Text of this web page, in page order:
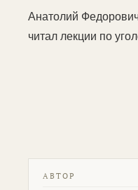
Анатолий
читал лекции по
АВТОР